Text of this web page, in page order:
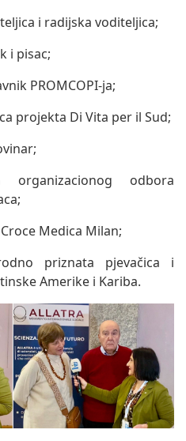
i radijska voditeljica;
i pisac;
PROMCOPI-ja;
projekta Di Vita per il Sud;
organizacionog odbora
Medica Milan;
priznata pjevačica i
Amerike i Kariba.